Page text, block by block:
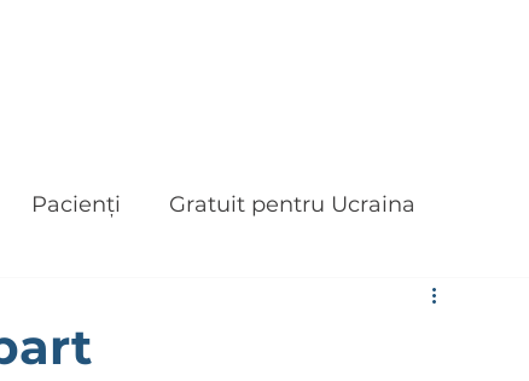
Pacienți Gratuit pentru Ucraina